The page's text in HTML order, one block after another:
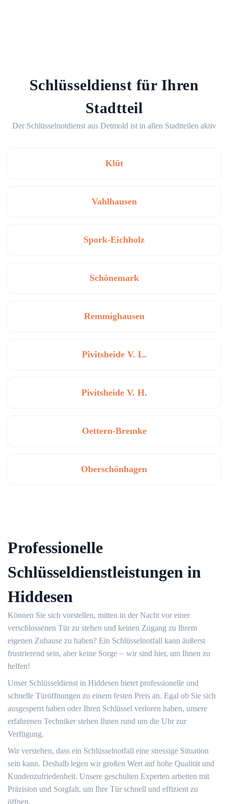
Schlüsseldienst für Ihren
Stadtteil
Der Schlüsselnotdienst aus Detmold ist in allen Stadtteilen aktiv
Klüt
Vahlhausen
Spork-Eichholz
Schönemark
Remmighausen
Pivitsheide V. L.
Pivitsheide V. H.
Oettern-Bremke
Oberschönhagen
Professionelle
Schlüsseldienstleistungen in
Hiddesen
Können Sie sich vorstellen, mitten in der Nacht vor einer
verschlossenen Tür zu stehen und keinen Zugang zu Ihrem
eigenen Zuhause zu haben?​ Ein Schlüsselnotfall kann äußerst
frustrierend sein, aber keine Sorge ⏤ wir sind hier, um Ihnen zu
helfen!​
Unser Schlüsseldienst in Hiddesen bietet professionelle und
schnelle Türöffnungen zu einem festen Preis an.​ Egal ob Sie sich
ausgesperrt haben oder Ihren Schlüssel verloren haben, unsere
erfahrenen Techniker stehen Ihnen rund um die Uhr zur
Verfügung.​
Wir verstehen, dass ein Schlüsselnotfall eine stressige Situation
sein kann.​ Deshalb legen wir großen Wert auf hohe Qualität und
Kundenzufriedenheit. Unsere geschulten Experten arbeiten mit
Präzision und Sorgfalt, um Ihre Tür schnell und effizient zu
öffnen.​